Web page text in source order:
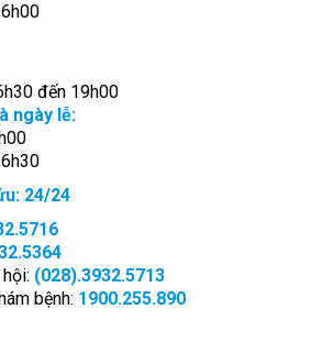
đến 19h00
ngày lễ:
24/24
(028).3932.5713
bệnh: 1900.255.890